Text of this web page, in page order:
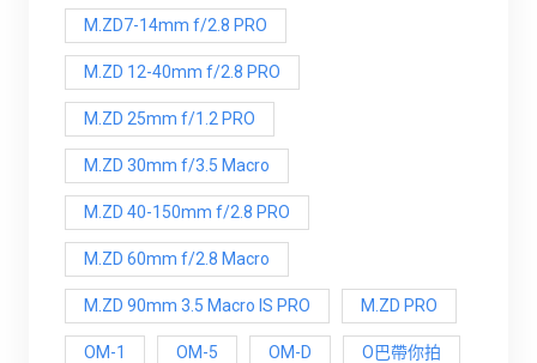
M.ZD7-14mm f/2.8 PRO
M.ZD 12-40mm f/2.8 PRO
M.ZD 25mm f/1.2 PRO
M.ZD 30mm f/3.5 Macro
M.ZD 40-150mm f/2.8 PRO
M.ZD 60mm f/2.8 Macro
M.ZD 90mm 3.5 Macro IS PRO M.ZD PRO
OM-1 OM-5 OM-D O巴帶你拍